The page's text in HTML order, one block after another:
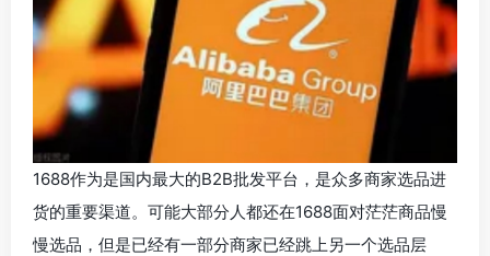
1688作为是国内最大的B2B批发平台，是众多商家选品进
货的重要渠道。可能大部分人都还在1688面对茫茫商品慢
慢选品，但是已经有一部分商家已经跳上另一个选品层